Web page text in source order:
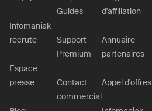
Infomaniak
recrute
Espace
presse
Guides
Support
Premium
Contact
commercial
d'affiliation
Annuaire
partenaires
Appel d'offres